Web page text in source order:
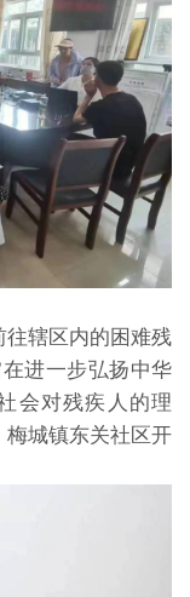
辖区内的困难残
进一步弘扬中华
会对残疾人的理
梅城镇东关社区开